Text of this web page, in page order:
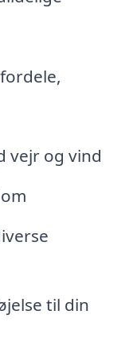
vejr og vind
til din